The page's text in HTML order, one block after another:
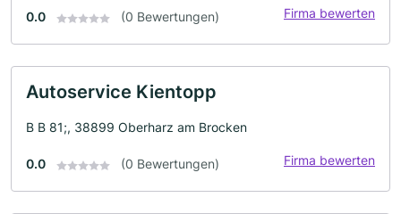
0.0 (0 Bewertungen) Firma bewerten
Autoservice Kientopp
B B 81;, 38899 Oberharz am Brocken
0.0 (0 Bewertungen) Firma bewerten